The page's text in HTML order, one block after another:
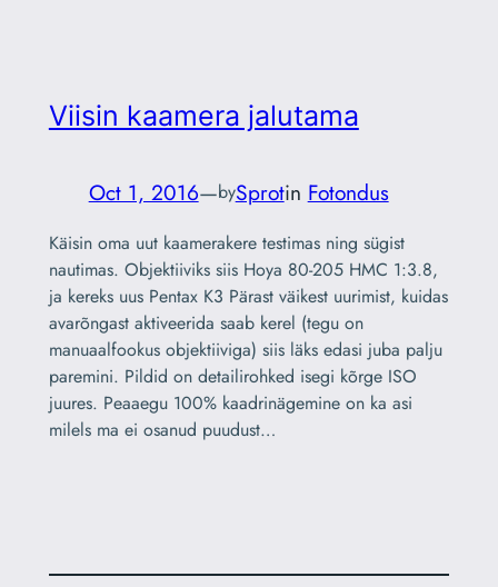
Viisin kaamera jalutama
Oct 1, 2016—bySprotin Fotondus
Käisin oma uut kaamerakere testimas ning sügist
nautimas. Objektiiviks siis Hoya 80-205 HMC 1:3.8,
ja kereks uus Pentax K3 Pärast väikest uurimist, kuidas
avarõngast aktiveerida saab kerel (tegu on
manuaalfookus objektiiviga) siis läks edasi juba palju
paremini. Pildid on detailirohked isegi kõrge ISO
juures. Peaaegu 100% kaadrinägemine on ka asi
milels ma ei osanud puudust…